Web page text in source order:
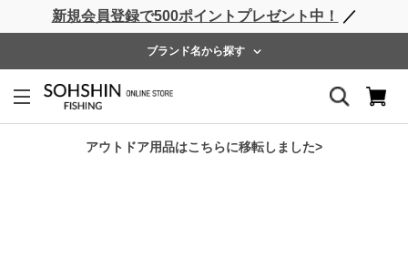
新規会員登録で500ポイントプレゼント中！ ／
ブランド名から探す
アウトドア用品はこちらに移転しました>
ライフベスト ウェーダー レインウェア フットウェア
ホーム > RBB >